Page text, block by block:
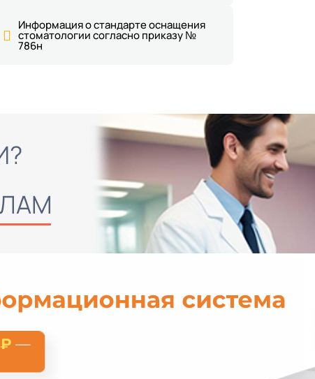
Информация о стандарте оснащения
стоматологии согласно приказу №
786н